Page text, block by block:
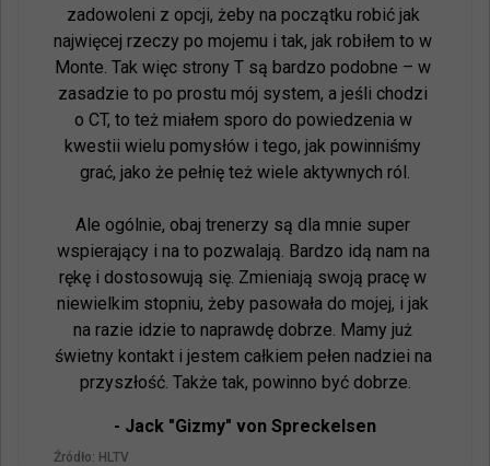
zadowoleni z opcji, żeby na początku robić jak
najwięcej rzeczy po mojemu i tak, jak robiłem to w
Monte. Tak więc strony T są bardzo podobne – w
zasadzie to po prostu mój system, a jeśli chodzi
o CT, to też miałem sporo do powiedzenia w
kwestii wielu pomysłów i tego, jak powinniśmy
grać, jako że pełnię też wiele aktywnych ról.
Ale ogólnie, obaj trenerzy są dla mnie super
wspierający i na to pozwalają. Bardzo idą nam na
rękę i dostosowują się. Zmieniają swoją pracę w
niewielkim stopniu, żeby pasowała do mojej, i jak
na razie idzie to naprawdę dobrze. Mamy już
świetny kontakt i jestem całkiem pełen nadziei na
przyszłość. Także tak, powinno być dobrze.
- Jack "Gizmy" von Spreckelsen
Źródło: HLTV